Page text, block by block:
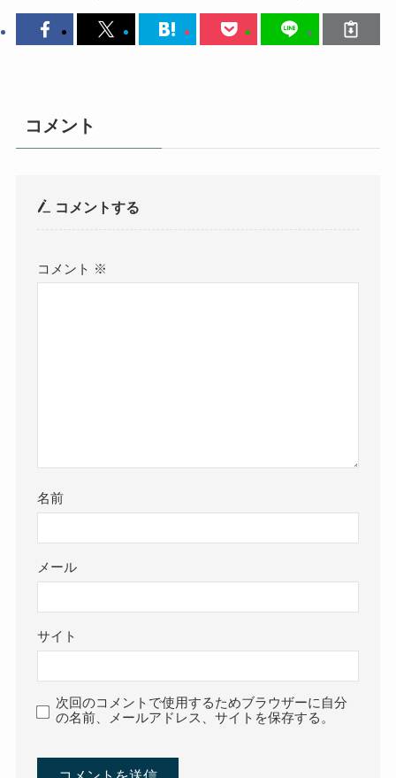
コメント
コメントする
コメント ※
名前
メール
サイト
次回のコメントで使用するためブラウザーに自分
の名前、メールアドレス、サイトを保存する。